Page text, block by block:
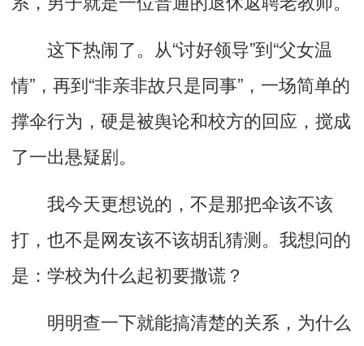
这下热闹了。从“讨好领导”到“父女温
情”，再到“非亲非故只是同事”，一场简单的
撑伞行为，硬是被舆论和校方的回应，搅成
了一出悬疑剧。
我今天更想说的，不是那把伞该不该
打，也不是网友该不该胡乱猜测。我想问的
是：学校为什么起初要撒谎？
明明查一下就能搞清楚的关系，为什么